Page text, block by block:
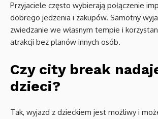
Przyjaciele często wybierają połączenie
dobrego jedzenia i zakupów. Samotny
zwiedzanie we własnym tempie i
atrakcji bez planów innych osób.
Czy city break
dzieci?
Tak, wyjazd z dzieckiem jest możliwy i